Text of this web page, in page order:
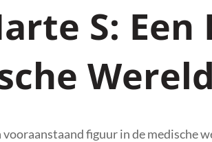
S:
Wereld
vooraanstaand figuur in de medische